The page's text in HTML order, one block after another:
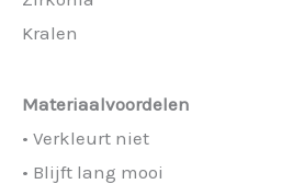
Kralen
Materiaalvoordelen
• Verkleurt niet
• Blijft lang mooi